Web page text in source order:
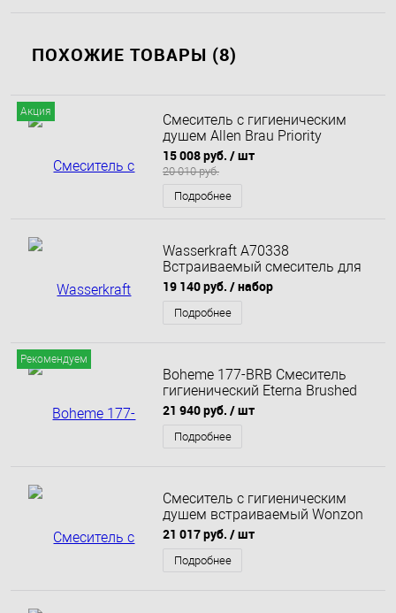
ПОХОЖИЕ ТОВАРЫ (8)
Акция
Смеситель с гигиеническим
душем Allen Brau Priority
5.31A29-MG (с внутренней
частью) графит браш
15 008 руб. / шт
20 010 руб.
Подробнее
Wasserkraft A70338
Встраиваемый смеситель для
душа с гигиенической лейкой,
никель
19 140 руб. / набор
Подробнее
Рекомендуем
Boheme 177-BRB Смеситель
гигиенический Eterna Brushed
Bronze
21 940 руб. / шт
Подробнее
Смеситель с гигиеническим
душем встраиваемый Wonzon
& Woghand Flex, Черный
матовый (WW-88829072-MB)
21 017 руб. / шт
Подробнее